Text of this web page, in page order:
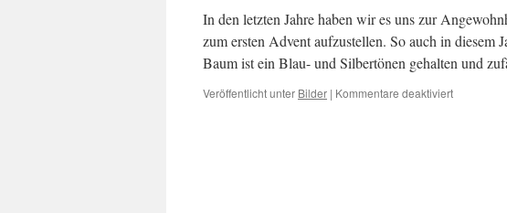
In den letzten Jahre haben wir es uns zur
zum ersten Advent aufzustellen. So auch in diesem
Baum ist ein Blau- und Silbertönen gehalten und
Veröffentlicht unter Bilder | Kommentare deaktiviert